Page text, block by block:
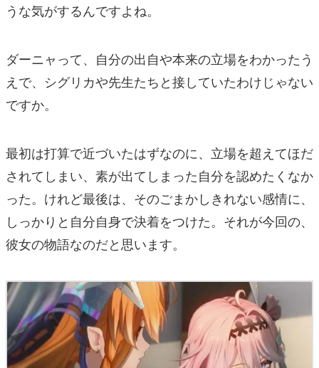
うな気がするんですよね。
ダーニャって、自分の出自や本来の立場をわかったう
えで、シグリカや先生たちと接していたわけじゃない
ですか。
最初は打算で近づいたはずなのに、立場を超えてほだ
されてしまい、素が出てしまった自分を認めたくなか
った。けれど最後は、そのごまかしきれない感情に、
しっかりと自分自身で決着をつけた。それが今回の、
彼女の物語なのだと思います。